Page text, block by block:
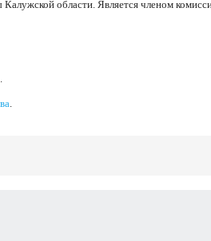
области. Является членом
.
.